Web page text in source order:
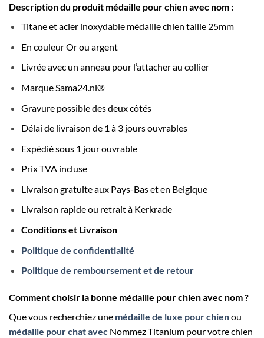
Description du produit médaille pour chien avec nom :
Titane et acier inoxydablemédaille chien taille 25mm
En couleur Or ou argent
Livrée avec un anneau pour l’attacher au collier
Marque Sama24.nl®
Gravure possible des deux côtés
Délai de livraison de 1 à 3 jours ouvrables
Expédié sous 1 jour ouvrable
Prix TVA incluse
Livraison gratuite aux Pays-Bas et en Belgique
Livraison rapide ou retrait à Kerkrade
Conditions et Livraison
Politique de confidentialité
Politique de remboursement et de retour
Comment choisir la bonne médaille pour chien avec nom ?
Que vous recherchiez une médaille de luxe pour chienou
médaille pour chat avec Nommez Titanium pour votre chien